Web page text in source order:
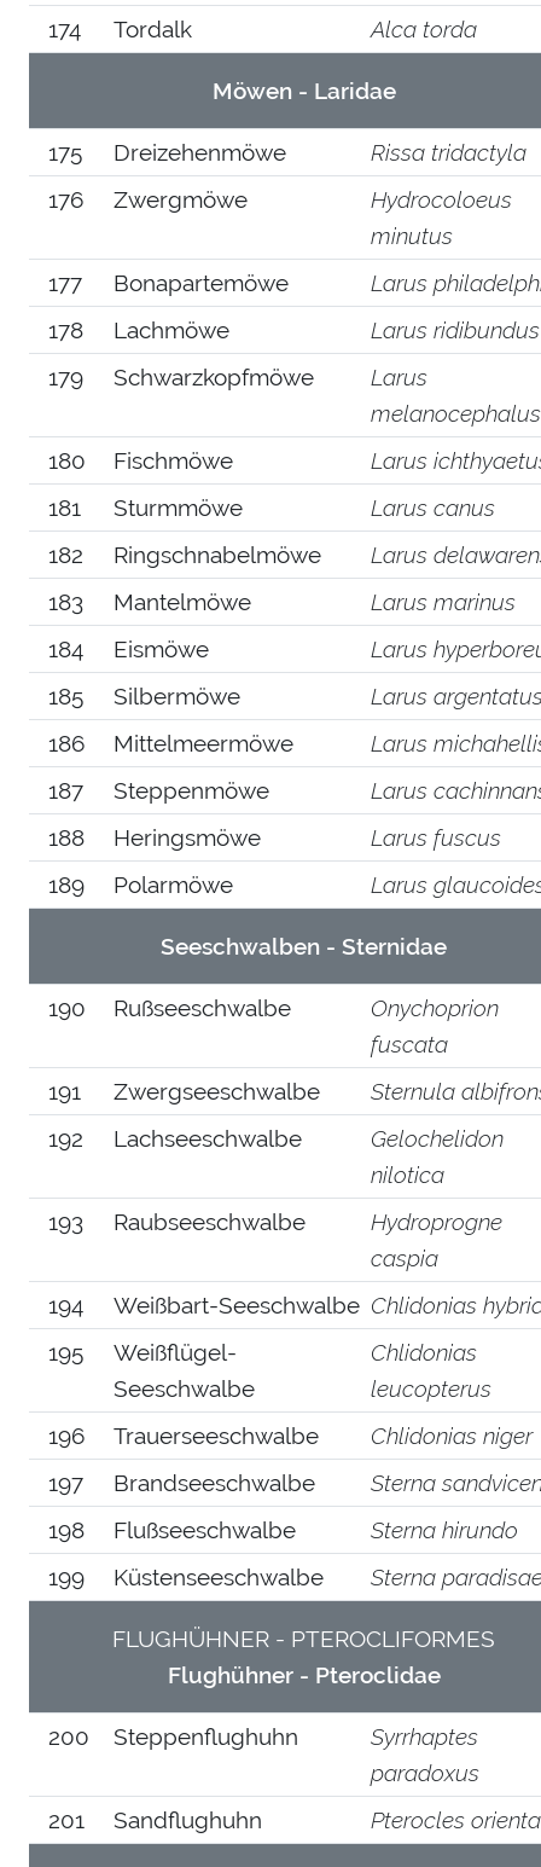
174
Tordalk Alca torda
Möwen - Laridae
175 Dreizehenmöwe
Rissa tridactyla
176
Zwergmöwe
Hydrocoloeus
minutus
177
Bonapartemöwe
Larus
178
Lachmöwe
Larus ridibundus
179
Schwarzkopfmöwe
Larus
melanocephalus
180
Fischmöwe
Larus
181
Sturmmöwe
Larus canus
182
Ringschnabelmöwe
Larus
183
Mantelmöwe
Larus marinus
184
Eismöwe
Larus
185
Silbermöwe
Larus
186
Mittelmeermöwe
Larus
187
Steppenmöwe
Larus
188
Heringsmöwe
Larus fuscus
189
Polarmöwe Larus
Seeschwalben - Sternidae
190 Rußseeschwalbe
Onychoprion
fuscata
191
Zwergseeschwalbe
Sternula
192
Lachseeschwalbe
Gelochelidon
nilotica
193
Raubseeschwalbe
Hydroprogne
caspia
194
Weißbart-Seeschwalbe Chlidonias
195
Weißflügel-
Seeschwalbe
Chlidonias
leucopterus
196
Trauerseeschwalbe
Chlidonias niger
197
Brandseeschwalbe
Sterna
198
Flußseeschwalbe
Sterna hirundo
199
Küstenseeschwalbe Sterna
FLUGHÜHNER - PTEROCLIFORMES
Flughühner - Pteroclidae
200 Steppenflughuhn
Syrrhaptes
paradoxus
201
Sandflughuhn Pterocles